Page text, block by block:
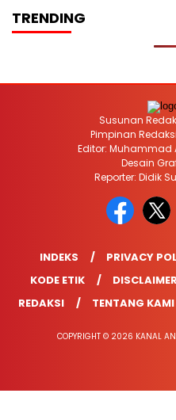
TRENDING
Susunan
Pimpinan
Editor: Muhammad
Desain
Reporter: Didik
INDEKS PRIVACY
KODE ETIK
DISCLAIMER
REDAKSI
TENTANG KAMI
COPYRIGHT © 2026 KANAL